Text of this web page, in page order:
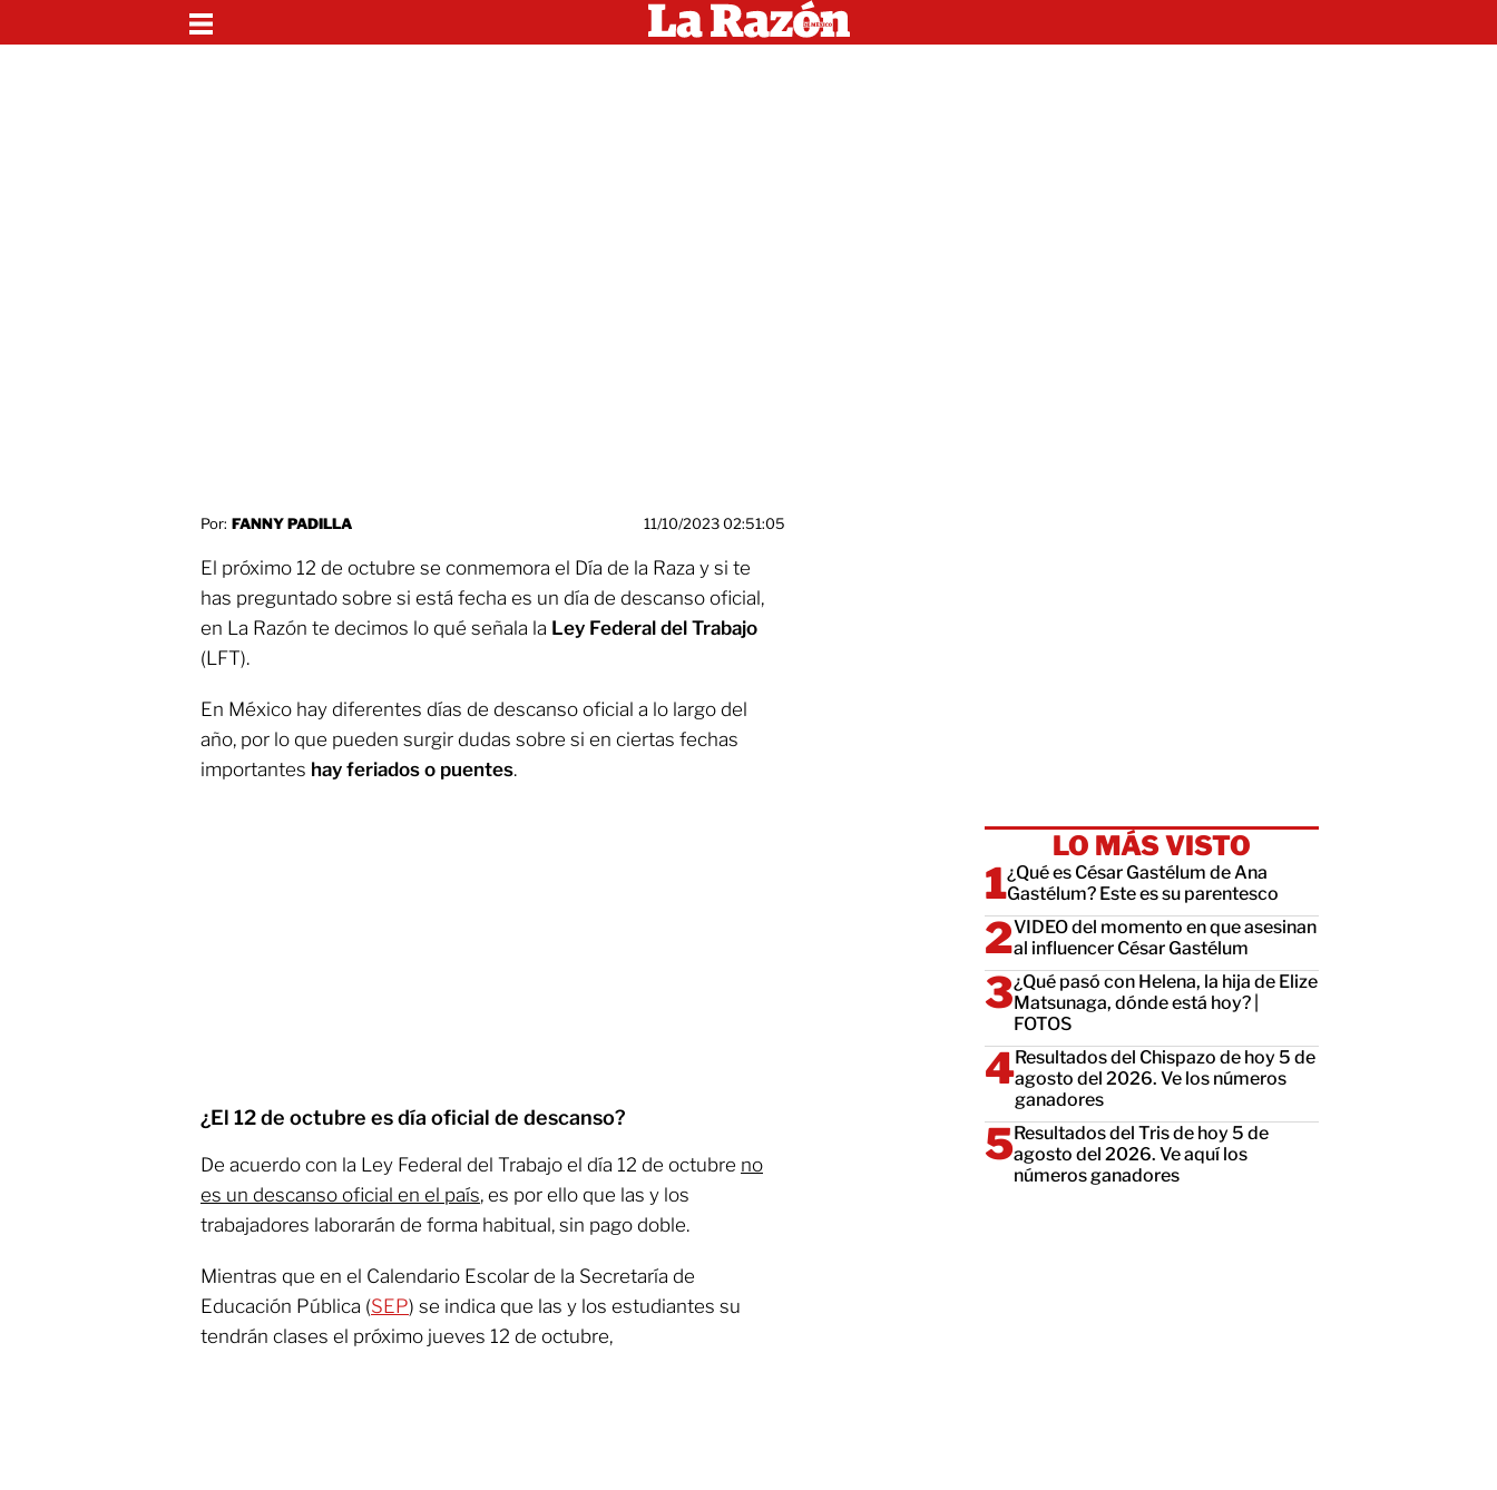
Por: FANNY PADILLA 11/10/2023 02:51:05
El próximo 12 de octubre se conmemora el Día de la Raza y si te
has preguntado sobre si está fecha es un día de descanso oficial,
en La Razón te decimos lo qué señala la Ley Federal del Trabajo
(LFT).
En México hay diferentes días de descanso oficial a lo largo del
año, por lo que pueden surgir dudas sobre si en ciertas fechas
importantes hay feriados o puentes.
¿El 12 de octubre es día oficial de descanso?
De acuerdo con la Ley Federal del Trabajo el día 12 de octubre no
es un descanso oficial en el país, es por ello que las y los
trabajadores laborarán de forma habitual, sin pago doble.
Mientras que en el Calendario Escolar de la Secretaría de
Educación Pública (SEP) se indica que las y los estudiantes su
tendrán clases el próximo jueves 12 de octubre,
LO MÁS VISTO
¿Qué es César Gastélum de Ana
Gastélum? Este es su parentesco
VIDEO del momento en que asesinan
al influencer César Gastélum
¿Qué pasó con Helena, la hija de Elize
Matsunaga, dónde está hoy? |
FOTOS
Resultados del Chispazo de hoy 5 de
agosto del 2026. Ve los números
ganadores
Resultados del Tris de hoy 5 de
agosto del 2026. Ve aquí los
números ganadores